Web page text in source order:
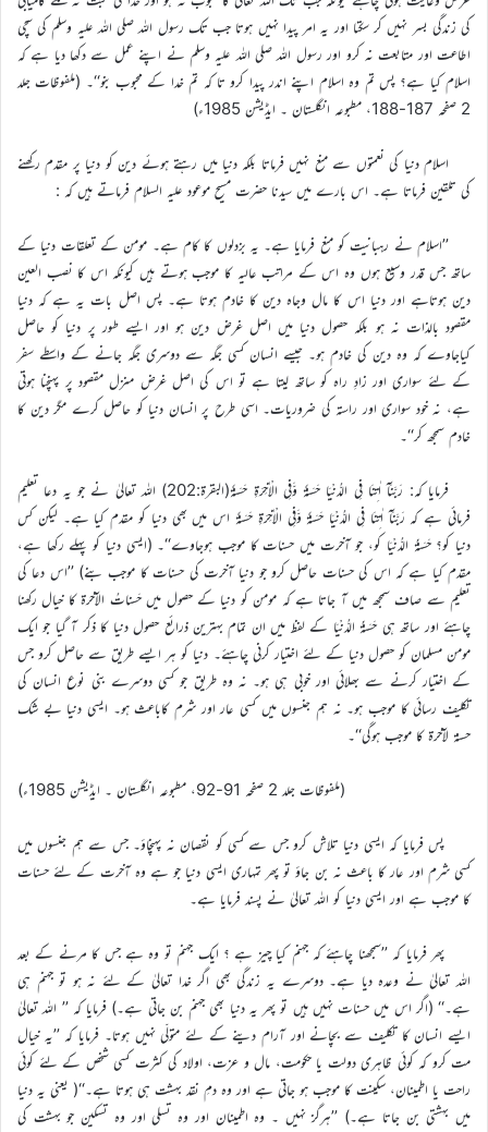
کی زندگی بسر نہیں کر سکتا اور یہ امر پیدا نہیں ہوتا جب تک رسول اللہ صلی اللہ علیہ وسلم کی سچی
اطاعت اور متابعت نہ کرو اور رسول اللہ صلی اللہ علیہ وسلم نے اپنے عمل سے دکھا دیا ہے کہ
اسلام کیا ہے؟ پس تم وہ اسلام اپنے اندر پیدا کرو تا کہ تم خدا کے محبوب بنو‘‘۔ (ملفوظات جلد
2 صفحہ 187-188، مطبوعہ انگلستان ۔ ایڈیشن 1985ء)
اسلام دنیا کی نعمتوں سے منع نہیں فرماتا بلکہ دنیا میں رہتے ہوئے دین کو دنیا پر مقدم رکھنے
کی تلقین فرماتا ہے۔ اس بارے میں سیدنا حضرت مسیح موعود علیہ السلام فرماتے ہیں کہ :
’’اسلام نے رہبانیت کو منع فرمایا ہے۔ یہ بزدلوں کا کام ہے۔ مومن کے تعلقات دنیا کے
ساتھ جس قدر وسیع ہوں وہ اس کے مراتب عالیہ کا موجب ہوتے ہیں کیونکہ اس کا نصب العین
دین ہوتاہے اور دنیا اس کا مال وجاہ دین کا خادم ہوتا ہے۔ پس اصل بات یہ ہے کہ دنیا
مقصود بالذات نہ ہو بلکہ حصول دنیا میں اصل غرض دین ہو اور ایسے طور پر دنیا کو حاصل
کیاجاوے کہ وہ دین کی خادم ہو۔ جیسے انسان کسی جگہ سے دوسری جگہ جانے کے واسطے سفر
کے لئے سواری اور زادِ راہ کو ساتھ لیتا ہے تو اس کی اصل غرض منزل مقصود پر پہنچنا ہوتی
ہے، نہ خود سواری اور راستہ کی ضروریات۔ اسی طرح پر انسان دنیا کو حاصل کرے مگر دین کا
خادم سمجھ کر‘‘۔
فرمایا کہ: رَبَّنَآ اٰتِنَا فِی الدُّنْیَا حَسَنَۃً وَّفِی الْاٰخِرَۃِ حَسَنَۃً(البقرۃ:202) اللہ تعالیٰ نے جو یہ دعا تعلیم
فرمائی ہے کہ رَبَّنَآ اٰتِنَا فِی الدُّنْیَا حَسَنَۃً وَّفِی الْاٰخِرَۃِ حَسَنَۃً اس میں بھی دنیا کو مقدم کیا ہے۔ لیکن کس
دنیا کو؟ حَسَنَۃُ الدُّنْیَا کو، جو آخرت میں حسنات کا موجب ہوجاوے‘‘۔ (ایسی دنیا کو پہلے رکھا ہے،
مقدم کیا ہے کہ اس کی حسنات حاصل کرو جو دنیا آخرت کی حسنات کا موجب بنے) ’’اس دعا کی
تعلیم سے صاف سمجھ میں آ جاتا ہے کہ مومن کو دنیا کے حصول میں حَسناتُ الآخرۃ کا خیال رکھنا
چاہئے اور ساتھ ہی حَسَنَۃُ الدُّنْیَا کے لفظ میں ان تمام بہترین ذرائع حصول دنیا کا ذکر آ گیا جو ایک
مومن مسلمان کو حصول دنیا کے لئے اختیار کرنی چاہئے۔ دنیا کو ہر ایسے طریق سے حاصل کرو جس
کے اختیار کرنے سے بھلائی اور خوبی ہی ہو۔ نہ وہ طریق جو کسی دوسرے بنی نوع انسان کی
تکلیف رسائی کا موجب ہو۔ نہ ہم جنسوں میں کسی عار اور شرم کاباعث ہو۔ ایسی دنیا بے شک
حسنۃ لآخرۃ کا موجب ہوگی‘‘۔
(ملفوظات جلد 2 صفحہ 91-92، مطبوعہ انگلستان ۔ ایڈیشن 1985ء)
پس فرمایا کہ ایسی دنیا تلاش کرو جس سے کسی کو نقصان نہ پہنچاؤ۔ جس سے ہم جنسوں میں
کسی شرم اور عار کا باعث نہ بن جاؤ تو پھر تمہاری ایسی دنیا جو ہے وہ آخرت کے لئے حسنات
کا موجب ہے اور ایسی دنیا کو اللہ تعالیٰ نے پسند فرمایا ہے۔
پھر فرمایا کہ ’’سمجھنا چاہئے کہ جہنم کیا چیز ہے ؟ ایک جہنم تو وہ ہے جس کا مرنے کے بعد
اللہ تعالیٰ نے وعدہ دیا ہے۔ دوسرے یہ زندگی بھی اگر خدا تعالیٰ کے لئے نہ ہو تو جہنم ہی
ہے۔‘‘ (اگر اس میں حسنات نہیں ہیں تو پھر یہ دنیا بھی جہنم بن جاتی ہے۔) فرمایا کہ ’’ اللہ تعالیٰ
ایسے انسان کا تکلیف سے بچانے اور آرام دینے کے لئے متولّی نہیں ہوتا۔ فرمایا کہ ’’یہ خیال
مت کرو کہ کوئی ظاہری دولت یا حکومت، مال و عزت، اولاد کی کثرت کسی شخص کے لئے کوئی
راحت یا اطمینان، سکینت کا موجب ہو جاتی ہے اور وہ دمِ نقد بہشت ہی ہوتا ہے۔‘‘( یعنی یہ دنیا
میں بہشتی بن جاتا ہے۔) ’’ہرگز نہیں ۔ وہ اطمینان اور وہ تسلی اور وہ تسکین جو بہشت کی